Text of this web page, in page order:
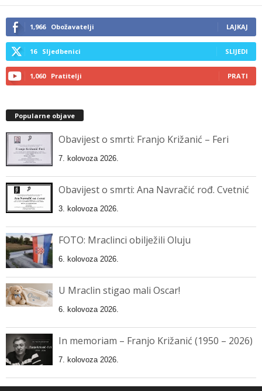
1,966 Obožavatelji LAJKAJ
16 Sljedbenici SLIJEDI
1,060 Pratitelji PRATI
Popularne objave
Obavijest o smrti: Franjo Križanić – Feri
7. kolovoza 2026.
Obavijest o smrti: Ana Navračić rođ. Cvetnić
3. kolovoza 2026.
FOTO: Mraclinci obilježili Oluju
6. kolovoza 2026.
U Mraclin stigao mali Oscar!
6. kolovoza 2026.
In memoriam – Franjo Križanić (1950 – 2026)
7. kolovoza 2026.